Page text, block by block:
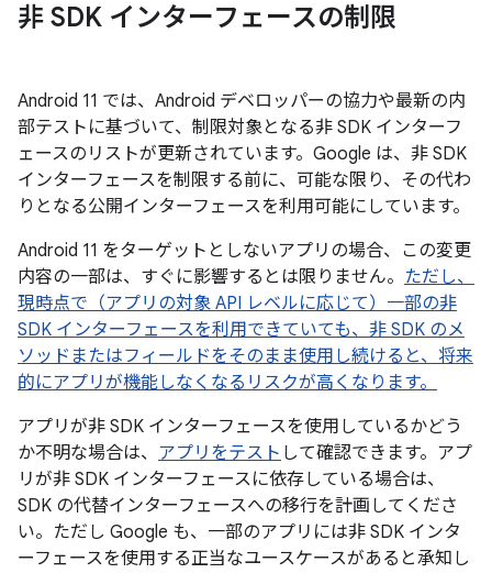
非 SDK インターフェースの制限
Android 11 では、Android デベロッパーの協力や最新の内
部テストに基づいて、制限対象となる非 SDK インターフ
ェースのリストが更新されています。Google は、非 SDK
インターフェースを制限する前に、可能な限り、その代わ
りとなる公開インターフェースを利用可能にしています。
Android 11 をターゲットとしないアプリの場合、この変更
内容の一部は、すぐに影響するとは限りません。 ただし、
現時点で（アプリの対象 API レベルに応じて）一部の非
SDK インターフェースを利用できていても、非 SDK のメ
ソッドまたはフィールドをそのまま使用し続けると、将来
的にアプリが機能しなくなるリスクが高くなります。
アプリが非 SDK インターフェースを使用しているかどう
か不明な場合は、 アプリをテスト して確認できます。アプ
リが非 SDK インターフェースに依存している場合は、
SDK の代替インターフェースへの移行を計画してくださ
い。ただし Google も、一部のアプリには非 SDK インタ
ーフェースを使用する正当なユースケースがあると承知し